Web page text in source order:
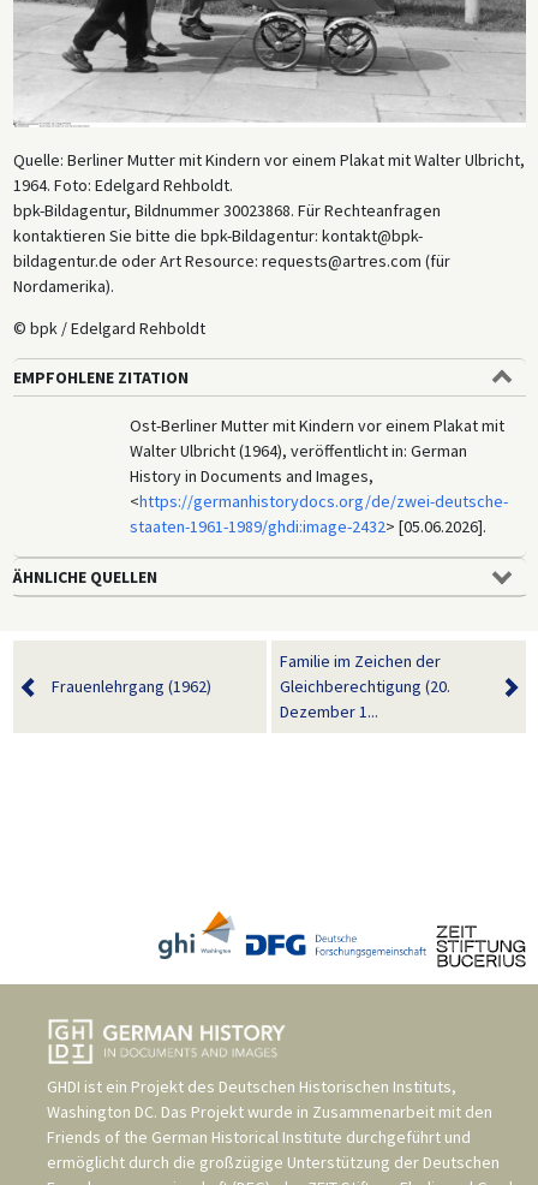
Quelle: Berliner Mutter mit Kindern vor einem Plakat mit Walter Ulbricht,
1964. Foto: Edelgard Rehboldt.
bpk-Bildagentur, Bildnummer 30023868. Für Rechteanfragen
kontaktieren Sie bitte die bpk-Bildagentur: kontakt@bpk-
bildagentur.de oder Art Resource: requests@artres.com (für
Nordamerika).
© bpk / Edelgard Rehboldt
EMPFOHLENE ZITATION
Ost-Berliner Mutter mit Kindern vor einem Plakat mit
Walter Ulbricht (1964), veröffentlicht in: German
History in Documents and Images,
<https://germanhistorydocs.org/de/zwei-deutsche-
staaten-1961-1989/ghdi:image-2432> [05.06.2026].
ÄHNLICHE QUELLEN
Frauenlehrgang (1962)
Familie im Zeichen der
Gleichberechtigung (20.
Dezember 1...
GHDI ist ein Projekt des Deutschen Historischen Instituts,
Washington DC. Das Projekt wurde in Zusammenarbeit mit den
Friends of the German Historical Institute durchgeführt und
ermöglicht durch die großzügige Unterstützung der Deutschen